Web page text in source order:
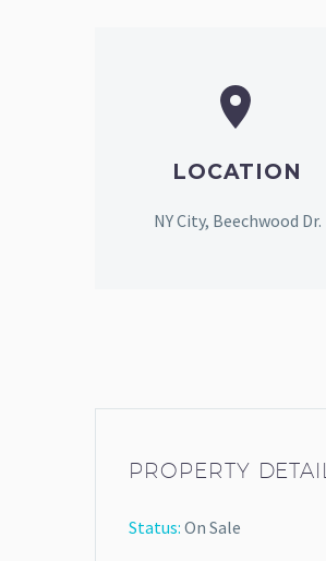


LOCATION
NY City, Beechwood Dr.
PROPERTY DETAIL
Status: On Sale